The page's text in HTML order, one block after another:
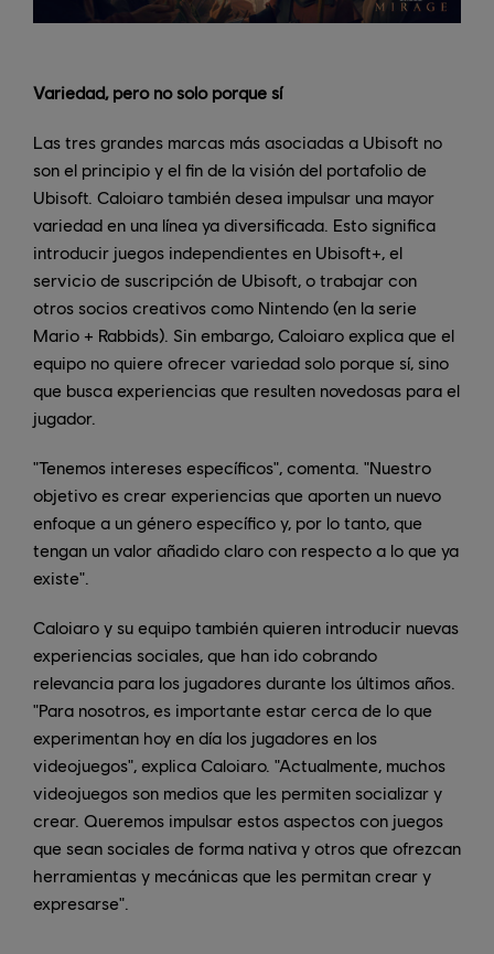
Variedad, pero no solo porque sí
Las tres grandes marcas más asociadas a Ubisoft no
son el principio y el fin de la visión del portafolio de
Ubisoft. Caloiaro también desea impulsar una mayor
variedad en una línea ya diversificada. Esto significa
introducir juegos independientes en Ubisoft+, el
servicio de suscripción de Ubisoft, o trabajar con
otros socios creativos como Nintendo (en la serie
Mario + Rabbids). Sin embargo, Caloiaro explica que el
equipo no quiere ofrecer variedad solo porque sí, sino
que busca experiencias que resulten novedosas para el
jugador.
"Tenemos intereses específicos", comenta. "Nuestro
objetivo es crear experiencias que aporten un nuevo
enfoque a un género específico y, por lo tanto, que
tengan un valor añadido claro con respecto a lo que ya
existe".
Caloiaro y su equipo también quieren introducir nuevas
experiencias sociales, que han ido cobrando
relevancia para los jugadores durante los últimos años.
"Para nosotros, es importante estar cerca de lo que
experimentan hoy en día los jugadores en los
videojuegos", explica Caloiaro. "Actualmente, muchos
videojuegos son medios que les permiten socializar y
crear. Queremos impulsar estos aspectos con juegos
que sean sociales de forma nativa y otros que ofrezcan
herramientas y mecánicas que les permitan crear y
expresarse".